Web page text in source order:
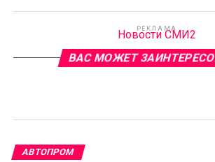
РЕКЛАМА
Новости СМИ2
ВАС МОЖЕТ
АВТОПРОМ